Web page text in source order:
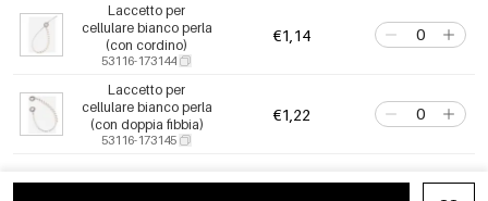
Laccetto per
cellulare bianco perla
(con cordino)
53116-173144
€1,14
Laccetto per
cellulare bianco perla
(con doppia fibbia)
53116-173145
€1,22